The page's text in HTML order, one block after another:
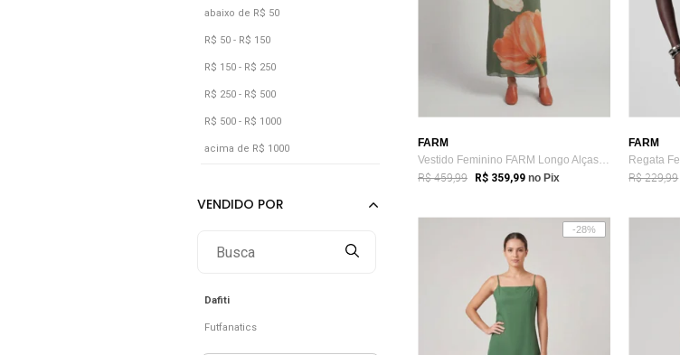
Marrom
Off-white
Preto
Rosa
Roxo
Verde
Vinho
abaixo de R$ 50
R$ 50 - R$ 150
R$ 150 - R$ 250
R$ 250 - R$ 500
R$ 500 - R$ 1000
acima de R$ 1000
Dafiti
Futfanatics
FARM
Vestido Feminino FARM Longo Alças Finas ...
R$ 459,99 R$ 359,99 no Pix
FARM
R$ 229,99
-28%